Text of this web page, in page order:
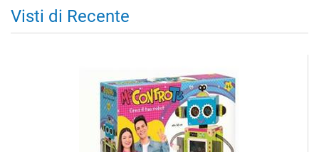
Visti di Recente